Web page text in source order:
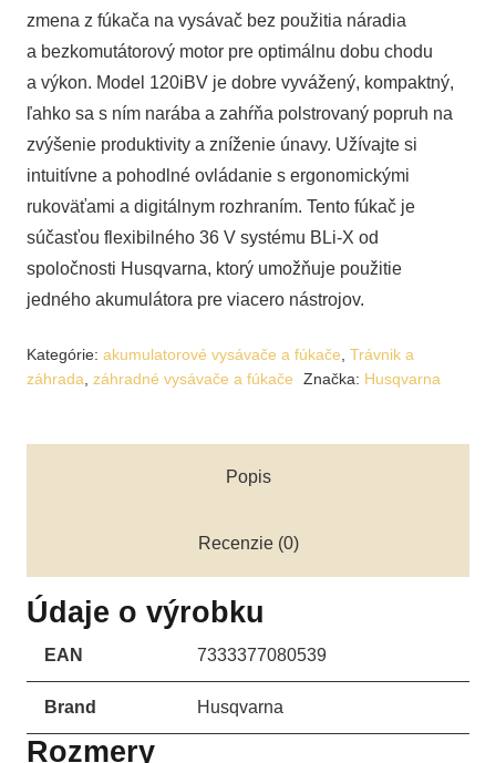
zmena z fúkača na vysávač bez použitia náradia
a bezkomutátorový motor pre optimálnu dobu chodu
a výkon. Model 120iBV je dobre vyvážený, kompaktný,
ľahko sa s ním narába a zahŕňa polstrovaný popruh na
zvýšenie produktivity a zníženie únavy. Užívajte si
intuitívne a pohodlné ovládanie s ergonomickými
rukoväťami a digitálnym rozhraním. Tento fúkač je
súčasťou flexibilného 36 V systému BLi-X od
spoločnosti Husqvarna, ktorý umožňuje použitie
jedného akumulátora pre viacero nástrojov.
Kategórie: akumulatorové vysávače a fúkače Trávnik a
záhrada záhradné vysávače a fúkače Značka: Husqvarna
Popis
Recenzie (0)
Údaje o výrobku
EAN 7333377080539
Brand Husqvarna
Rozmery